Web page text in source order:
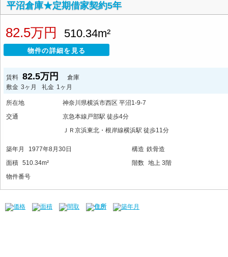
平沼倉庫★定期借家契約5年
82.5万円 510.34m²
物件の詳細を見る
賃料 82.5万円
倉庫
敷金 3ヶ月 礼金 1ヶ月
所在地
神奈川県横浜市西区 平沼1-9-7
交通
京急本線戸部駅 徒歩4分
ＪＲ京浜東北・根岸線横浜駅 徒歩11分
築年月 1977年8月30日 構造 鉄骨造
面積 510.34m² 階数 地上 3階
物件番号
価格 面積 間取 住所 築年月